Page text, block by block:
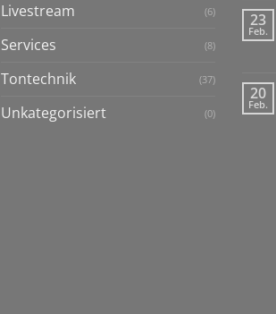
Livestream (6)
Services (8)
Tontechnik (37)
Unkategorisiert (0)
23
Feb.
20
Feb.